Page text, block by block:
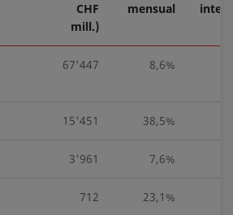
CHF
mill.)
mensual
67'447 8,6%
15'451 38,5%
3'961 7,6%
712 23,1%